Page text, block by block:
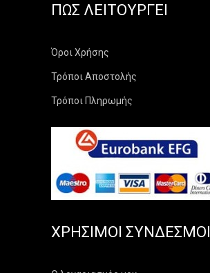
ΠΏΣ ΛΕΙΤΟΥΡΓΕΊ
Όροι Χρήσης
Τρόποι Αποστολής
Τρόποι Πληρωμής
ΧΡΉΣΙΜΟΙ ΣΎΝΔΕΣΜΟΙ